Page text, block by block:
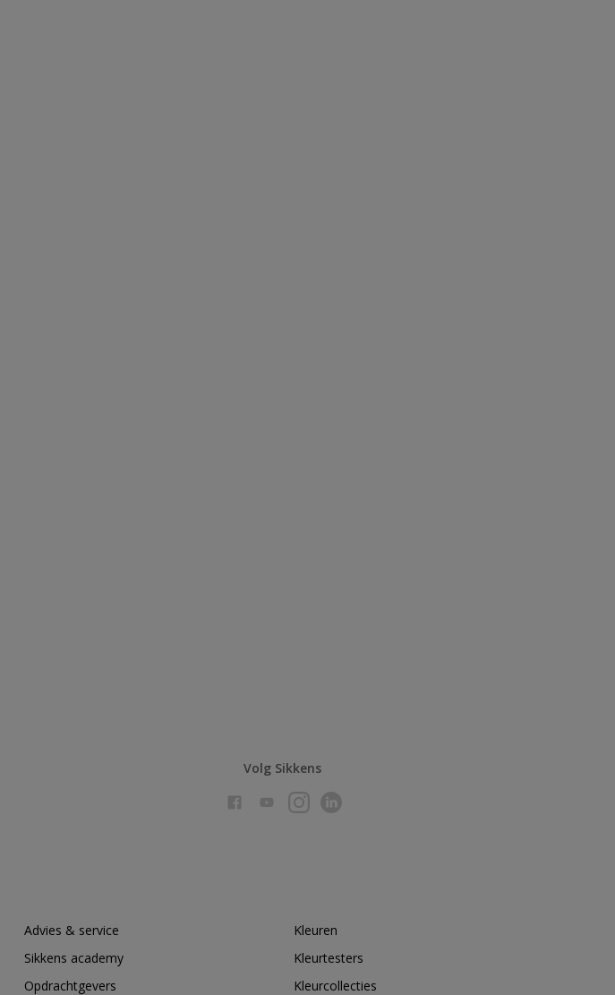
Volg Sikkens
Advies & service
Sikkens academy
Opdrachtgevers
Kleuren
Kleurtesters
Kleurcollecties